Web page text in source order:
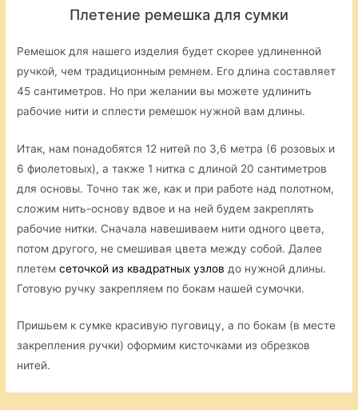
Плетение ремешка для сумки
Ремешок для нашего изделия будет скорее удлиненной
ручкой, чем традиционным ремнем. Его длина составляет
45 сантиметров. Но при желании вы можете удлинить
рабочие нити и сплести ремешок нужной вам длины.
Итак, нам понадобятся 12 нитей по 3,6 метра (6 розовых и
6 фиолетовых), а также 1 нитка с длиной 20 сантиметров
для основы. Точно так же, как и при работе над полотном,
сложим нить-основу вдвое и на ней будем закреплять
рабочие нитки. Сначала навешиваем нити одного цвета,
потом другого, не смешивая цвета между собой. Далее
плетемсеточкой из квадратных узлов до нужной длины.
Готовую ручку закрепляем по бокам нашей сумочки.
Пришьем к сумке красивую пуговицу, а по бокам (в месте
закрепления ручки) оформим кисточками из обрезков
нитей.